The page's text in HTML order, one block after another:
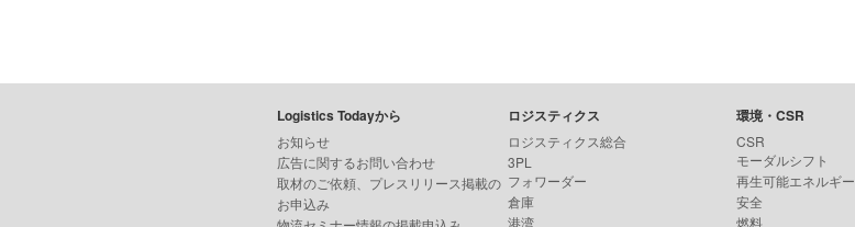
Logistics Todayから
お知らせ
広告に関するお問い合わせ
取材のご依頼、プレスリリース掲載の
お申込み
ロジスティクス
ロジスティクス総合
3PL
フォワーダー
倉庫
港湾
環境・CSR
CSR
モーダルシフト
再生可能エネルギー
安全
燃料